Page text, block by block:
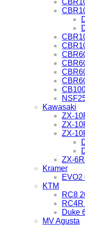
Kawasaki
ZX-
ZX-
ZX-
ZX-
Kramer
EVO2
KTM
RC8
Duke
MV Agusta